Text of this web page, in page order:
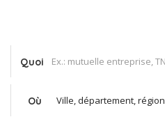
Quoi
Où Ville, département, région